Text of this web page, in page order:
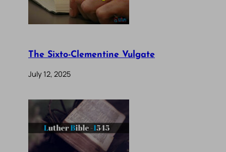
The Sixto-Clementine Vulgate
July 12, 2025